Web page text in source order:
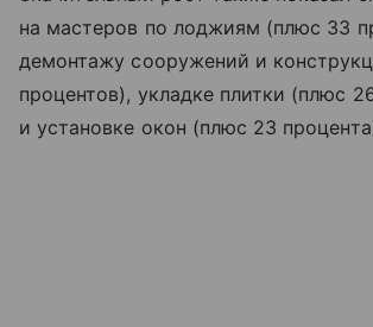
на мастеров по лоджиям (плюс 33
демонтажу сооружений и
процентов), укладке плитки (плюс
и установке окон (плюс 23